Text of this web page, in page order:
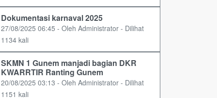
Dokumentasi karnaval 2025
27/08/2025 06:45 - Oleh Administrator - Dilihat
1134 kali
SKMN 1 Gunem manjadi bagian DKR
KWARRTIR Ranting Gunem
20/08/2025 03:13 - Oleh Administrator - Dilihat
1151 kali